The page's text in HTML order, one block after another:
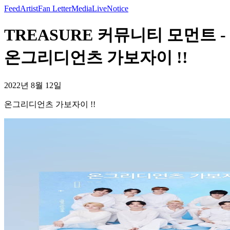
FeedArtistFan LetterMediaLiveNotice
TREASURE 커뮤니티 모먼트 -
온그리디언츠 가보자이 !!
2022년 8월 12일
온그리디언츠 가보자이 !!